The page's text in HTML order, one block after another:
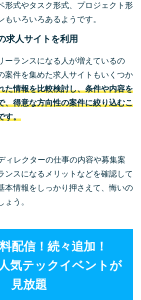
形式やタスク形式、プロジェクト形
いろいろあるようです。
求人サイトを利用
ーランスになる人が増えているの
案件を集めた求人サイトもいくつか
た情報を比較検討し、条件や内容を
、得意な方向性の案件に絞り込むこ
す。
ィレクターの仕事の内容や募集案
ンスになるメリットなどを確認して
本情報をしっかり押さえて、悔いの
ょう。
配信！続々追加！
気テックイベントが
見放題